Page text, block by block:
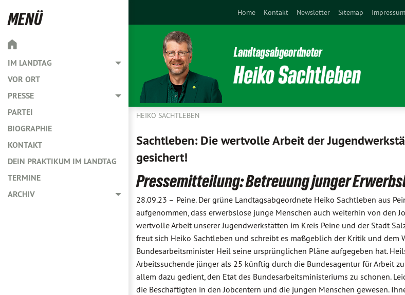
MENÜ
IM LANDTAG Toggle menu
VOR ORT
PRESSE
Toggle menu
PARTEI
BIOGRAPHIE
KONTAKT
DEIN PRAKTIKUM IM LANDTAG
TERMINE
ARCHIV
Toggle menu
Home Kontakt Newsletter Sitemap Impressum
HEIKO SACHTLEBEN
Sachtleben: Die wertvolle Arbeit der
gesichert!
Pressemitteilung: Betreuung junger
28.09.23 – Peine. Der grüne Landtagsabgeordnete Heiko Sachtleben aus
aufgenommen, dass erwerbslose junge Menschen auch weiterhin von den
wertvolle Arbeit unserer Jugendwerkstätten im Kreis Peine und der Stadt
freut sich Heiko Sachtleben und schreibt es maßgeblich der Kritik und dem
Bundesarbeitsminister Heil seine ursprünglichen Pläne aufgegeben hat.
Arbeitssuchende jünger als 25 künftig durch die Bundesagentur für Arbeit
allem dazu gedient, den Etat des Bundesarbeitsministeriums zu schonen.
die Beschäftigten in den Jobcentern und die jungen Menschen gewesen.